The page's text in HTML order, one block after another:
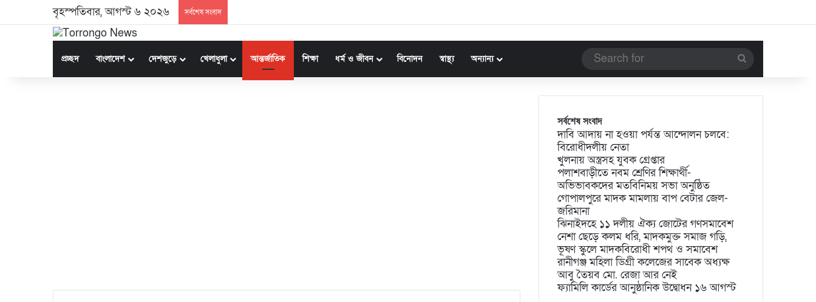
বৃহস্পতিবার, আগস্ট ৬ ২০২৬ সর্বশেষ সংবাদ
প্রচ্ছদ বাংলাদেশ দেশজুড়ে খেলাধুলা আন্তর্জাতিক শিক্ষা ধর্ম ও জীবন বিনোদন স্বাস্থ্য অন্যান্য
for
সর্বশেষ সংবাদ
দাবি আদায় না হওয়া পর্যন্ত আন্দোলন চলবে:
বিরোধীদলীয় নেতা
খুলনায় অস্ত্রসহ যুবক গ্রেপ্তার
পলাশবাড়ীতে নবম শ্রেণির শিক্ষার্থী-
অভিভাবকদের মতবিনিময় সভা অনুষ্ঠিত
গোপালপুরে মাদক মামলায় বাপ বেটার জেল-
জরিমানা
ঝিনাইদহে ১১ দলীয় ঐক্য জোটের গণসমাবেশ
নেশা ছেড়ে কলম ধরি, মাদকমুক্ত সমাজ গড়ি,
ভূষণ স্কুলে মাদকবিরোধী শপথ ও সমাবেশ
রানীগঞ্জ মহিলা ডিগ্রী কলেজের সাবেক অধ্যক্ষ
আবু তৈয়ব মো. রেজা আর নেই
ফ্যামিলি কার্ডের আনুষ্ঠানিক উদ্বোধন ১৬ আগস্ট